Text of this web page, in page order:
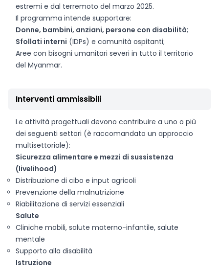
estremi e dal terremoto del marzo 2025.
Il programma intende supportare:
Donne, bambini, anziani, persone con disabilità;
Sfollati interni (IDPs) e comunità ospitanti;
Aree con bisogni umanitari severi in tutto il territorio
del Myanmar.
Interventi ammissibili
Le attività progettuali devono contribuire a uno o più
dei seguenti settori (è raccomandato un approccio
multisettoriale):
Sicurezza alimentare e mezzi di sussistenza
(livelihood)
Distribuzione di cibo e input agricoli
Prevenzione della malnutrizione
Riabilitazione di servizi essenziali
Salute
Cliniche mobili, salute materno-infantile, salute
mentale
Supporto alla disabilità
Istruzione